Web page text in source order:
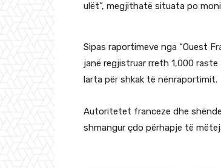
ulët”, megjithatë situata po
Sipas raportimeve nga “Ouest
janë regjistruar rreth 1,000
larta për shkak të nënraportimit.
Autoritetet franceze dhe
shmangur çdo përhapje të